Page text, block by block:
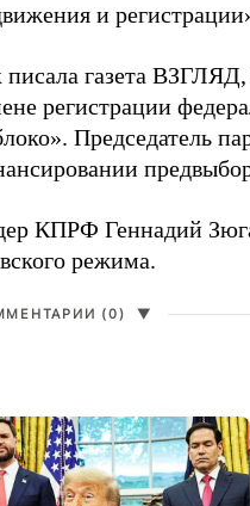
и
писала газета
регистрации
Председатель
КПРФ Геннадий
режима.
(0) ▼